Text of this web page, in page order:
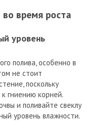
время роста
уровень
полива, особенно в
не стоит
поскольку
гниению корней.
и поливайте свеклу
уровень влажности.